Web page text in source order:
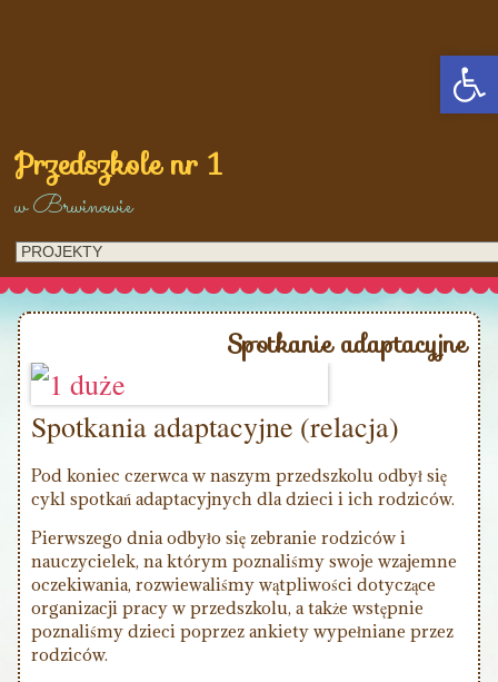
Przedszkole nr 1
w Brwinowie
Spotkanie adaptacyjne
Spotkania adaptacyjne (relacja)
Pod koniec czerwca w naszym przedszkolu odbył się
cykl spotkań adaptacyjnych dla dzieci i ich rodziców.
Pierwszego dnia odbyło się zebranie rodziców i
nauczycielek, na którym poznaliśmy swoje wzajemne
oczekiwania, rozwiewaliśmy wątpliwości dotyczące
organizacji pracy w przedszkolu, a także wstępnie
poznaliśmy dzieci poprzez ankiety wypełniane przez
rodziców.